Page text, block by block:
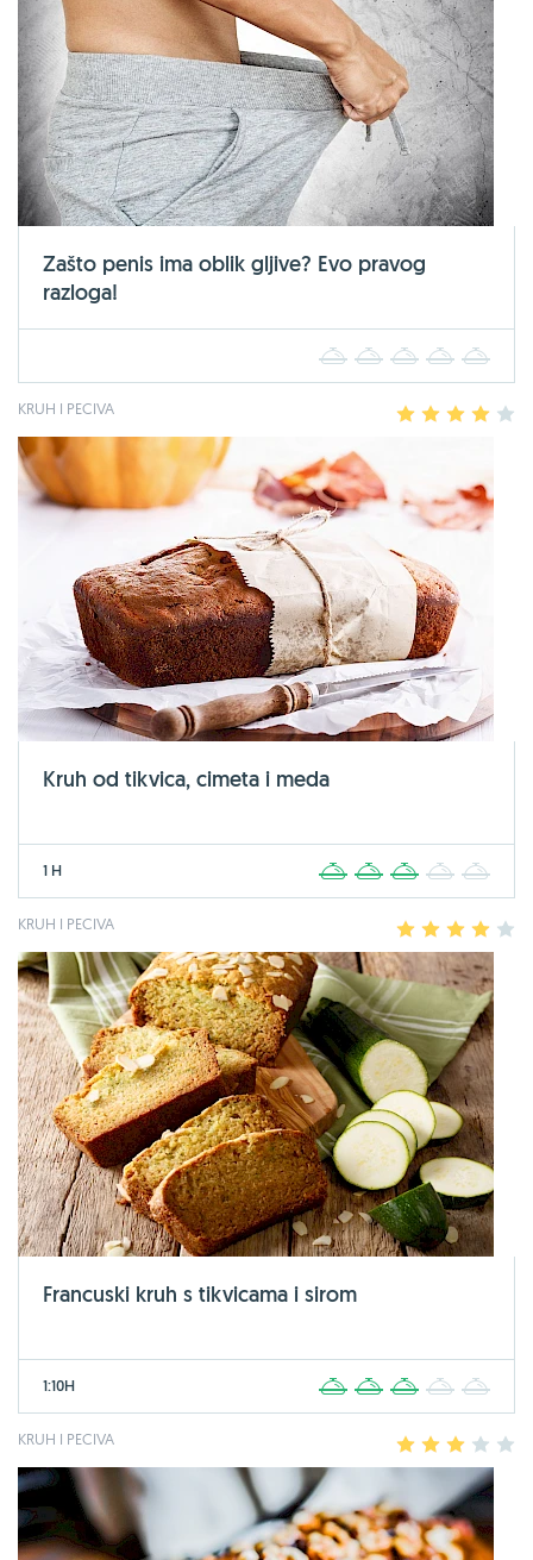
Zašto penis ima oblik gljive? Evo pravog
razloga!
2 3 4
KRUH I PECIVA 2 3 4
Kruh od tikvica, cimeta i meda
1 H 2 3 4
KRUH I PECIVA 2 3 4
Francuski kruh s tikvicama i sirom
1:10H 2 3 4
KRUH I PECIVA 2 3 4